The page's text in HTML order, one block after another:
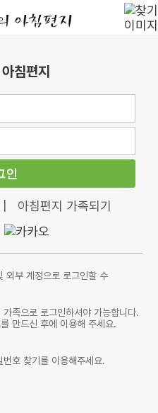
침편지
인
아침편지 가족되기
외부 계정으로 로그인할 수
족으로 로그인하셔야 가능합니다.
만드신 후에 이용해 주세요.
호 찾기를 이용해주세요.